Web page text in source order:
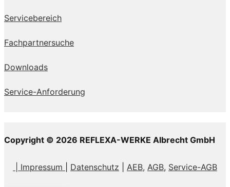
Servicebereich
Fachpartnersuche
Downloads
Service-Anforderung
Copyright © 2026 REFLEXA-WERKE Albrecht GmbH
| Impressum Datenschutz AEB, AGB, Service-AGB